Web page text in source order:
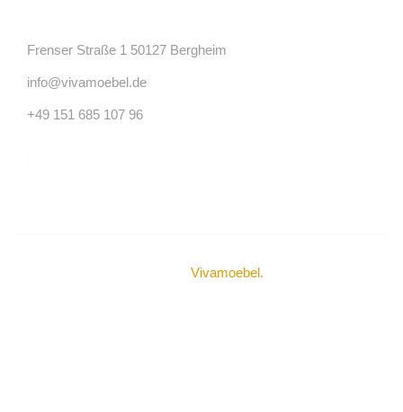
Frenser Straße 1 50127 Bergheim
info@vivamoebel.de
+49 151 685 107 96
Vivamoebel.